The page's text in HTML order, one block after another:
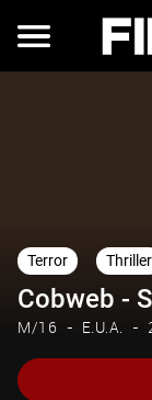
Terror Thriller
Cobweb -
M/16 E.U.A.